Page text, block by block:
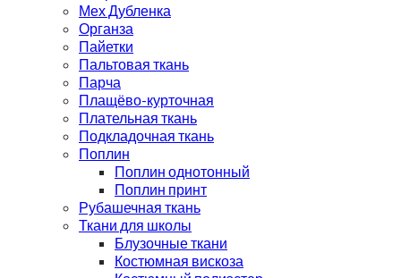
Мех Дубленка
Органза
Пайетки
Пальтовая ткань
Парча
Плащёво-курточная
Плательная ткань
Подкладочная ткань
Поплин
Поплин однотонный
Поплин принт
Рубашечная ткань
Ткани для школы
Блузочные ткани
Костюмная вискоза